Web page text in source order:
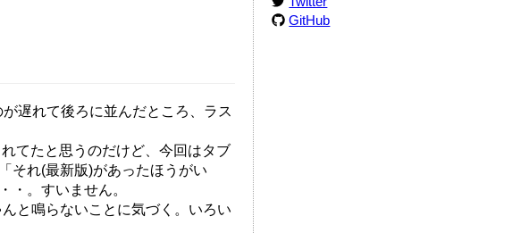
遅れて後ろに並んだところ、ラス
てたと思うのだけど、今回はタブ
それ(最新版)があったほうがい
・。すいません。
と鳴らないことに気づく。いろい
GitHub